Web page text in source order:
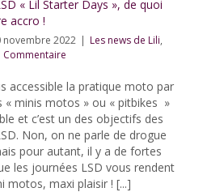
« Lil Starter Days », de quoi
accro !
novembre 2022 | Les news de Lili,
Commentaire
accessible la pratique moto par
« minis motos » ou « pitbikes »
et c’est un des objectifs des
Non, on ne parle de drogue
pour autant, il y a de fortes
les journées LSD vous rendent
motos, maxi plaisir ! [...]